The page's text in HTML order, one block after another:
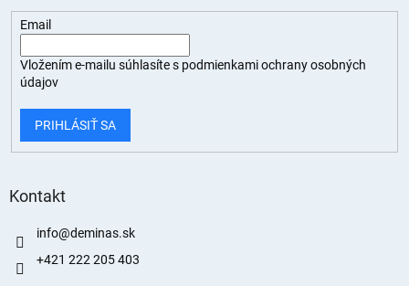
Email
Vložením e-mailu súhlasíte s podmienkami ochrany osobných
údajov
PRIHLÁSIŤ SA
Kontakt
info@deminas.sk
+421 222 205 403